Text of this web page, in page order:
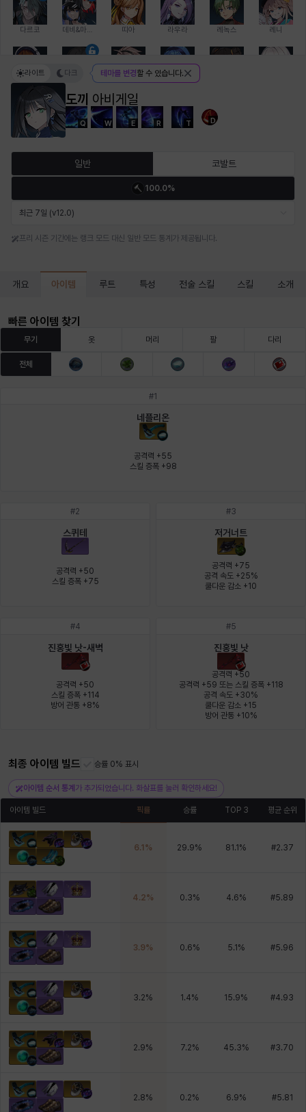
다르코 띠아 라우라 레녹스 레니
레온 루크 르노어
바바라 버니스 블레어 비앙카 비형 샬럿
아야 아이솔 아이작 알렉스 알론소 얀
엘레나
이안 재키
크레이버 타지아
펠릭스 피올로
헤이즈 헨리 현우
도끼 아비게일
Q W E R T D
라이트 다크 테마를 변경할 수 있습니다.
일반 코발트
100.0%
최근 7일 (v12.0)
프리 시즌 기간에는 랭크 모드 대신 일반 모드 통계가 제공됩니다.
개요 아이템 루트 특성 전술 스킬 스킬 소개
빠른 아이템 찾기
무기 옷 머리 팔 다리
전체
#1
네플리온
공격력 +55
스킬 증폭 +98
#2
스퀴테
공격력 +50
스킬 증폭 +75
#3
저거너트
공격력 +75
공격 속도 +25%
쿨다운 감소 +10
#4
진홍빛 낫-새벽
공격력 +50
스킬 증폭 +114
방어 관통 +8%
#5
진홍빛 낫
공격력 +50
공격력 +59 또는 스킬 증폭 +118
공격 속도 +30%
쿨다운 감소 +15
방어 관통 +10%
최종 아이템 빌드 승률 0% 표시
아이템 순서 통계 가 추가되었습니다. 화살표를 눌러 확인하세요!
아이템 빌드 픽률 승률 TOP 3 평균 순위
6.1 % 29.9% 81.1 % #2.37
4.2% 0.3% 4.6% #5.89
3.9% 0.6% 5.1 % #5.96
3.2% 1.4% 15.9% #4.93
2.9% 7.2% 45.3% #3.70
2.8% 0.2% 6.9% #5.81